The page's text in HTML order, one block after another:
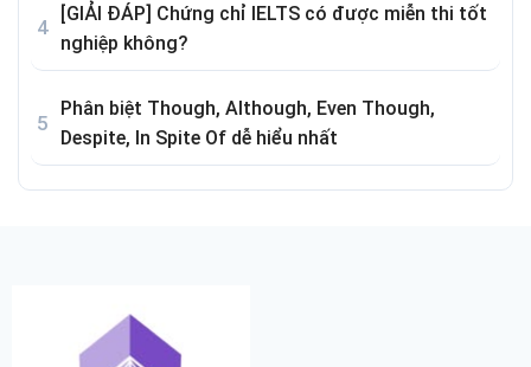
[GIẢI ĐÁP] Chứng chỉ IELTS có được miễn thi tốt
nghiệp không?
Phân biệt Though, Although, Even Though,
Despite, In Spite Of dễ hiểu nhất